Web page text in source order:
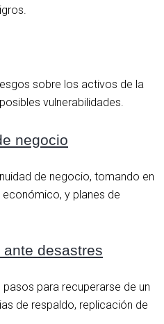
sobre los activos de la
vulnerabilidades.
negocio
de negocio, tomando en
y planes de
desastres
para recuperarse de un
de respaldo, replicación de